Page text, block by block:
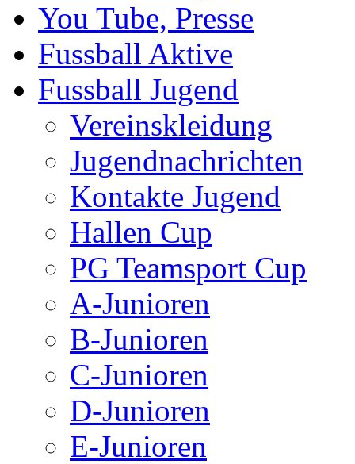
You Tube, Presse
Fussball Aktive
Fussball Jugend
Vereinskleidung
Jugendnachrichten
Kontakte Jugend
Hallen Cup
PG Teamsport Cup
A-Junioren
B-Junioren
C-Junioren
D-Junioren
E-Junioren